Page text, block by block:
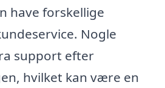
have forskellige
Nogle
support efter
hvilket kan være en